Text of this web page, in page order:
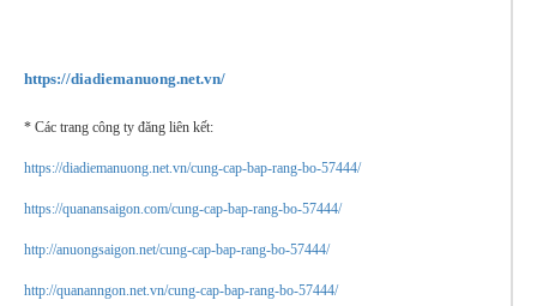
https://diadiemanuong.net.vn/
* Các trang công ty đăng liên kết:
https://diadiemanuong.net.vn/cung-cap-bap-rang-bo-57444/
https://quanansaigon.com/cung-cap-bap-rang-bo-57444/
http://anuongsaigon.net/cung-cap-bap-rang-bo-57444/
http://quananngon.net.vn/cung-cap-bap-rang-bo-57444/